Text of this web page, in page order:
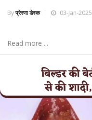
Byप्रेरणा डेस्क 03-Jan-2025
Read more ...